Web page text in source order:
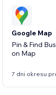
Google Map
Pin & Find
on Map
7 dni okresu